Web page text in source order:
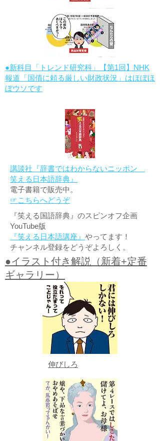
●新科目「トレンド研究科」【第1回】NHK
報道「国債に頼る厳しい財政状況」はほぼほ
ぼウソです
講談社『辞書ではわからないニッポン
笑える日本語辞典』
電子書籍で販売中。
☞こちらへどうぞ
『笑える国語辞典』のスピンオフ企画
YouTube版
『笑える日本語講座』 やってます！
チャンネル登録をどうぞよろしく。
●イラスト付き解説（新着+定番
ギャラリー）
伸びしろ